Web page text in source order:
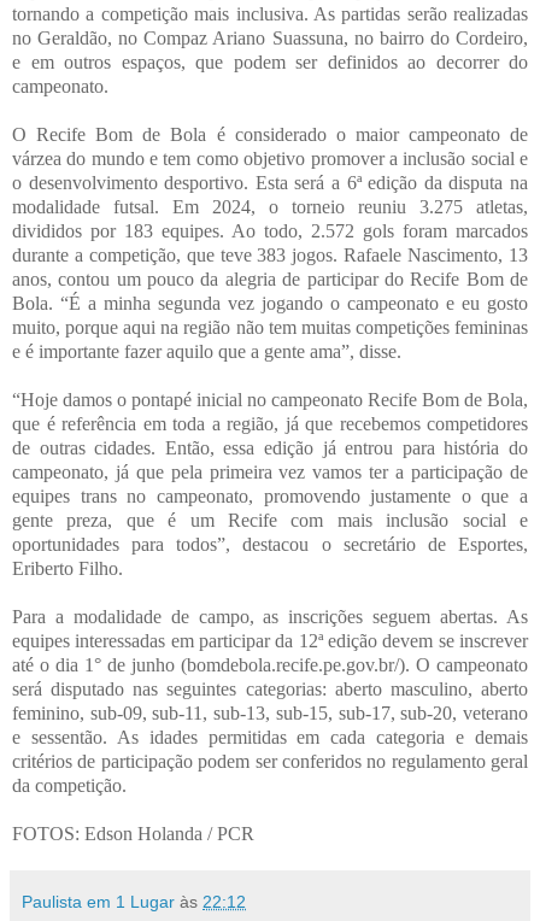
tornando a competição mais inclusiva. As partidas serão realizadas
no Geraldão, no Compaz Ariano Suassuna, no bairro do Cordeiro,
e em outros espaços, que podem ser definidos ao decorrer do
campeonato.
O Recife Bom de Bola é considerado o maior campeonato de
várzea do mundo e tem como objetivo promover a inclusão social e
o desenvolvimento desportivo. Esta será a 6ª edição da disputa na
modalidade futsal. Em 2024, o torneio reuniu 3.275 atletas,
divididos por 183 equipes. Ao todo, 2.572 gols foram marcados
durante a competição, que teve 383 jogos. Rafaele Nascimento, 13
anos, contou um pouco da alegria de participar do Recife Bom de
Bola. “É a minha segunda vez jogando o campeonato e eu gosto
muito, porque aqui na região não tem muitas competições femininas
e é importante fazer aquilo que a gente ama”, disse.
“Hoje damos o pontapé inicial no campeonato Recife Bom de Bola,
que é referência em toda a região, já que recebemos competidores
de outras cidades. Então, essa edição já entrou para história do
campeonato, já que pela primeira vez vamos ter a participação de
equipes trans no campeonato, promovendo justamente o que a
gente preza, que é um Recife com mais inclusão social e
oportunidades para todos”, destacou o secretário de Esportes,
Eriberto Filho.
Para a modalidade de campo, as inscrições seguem abertas. As
equipes interessadas em participar da 12ª edição devem se inscrever
até o dia 1° de junho (bomdebola.recife.pe.gov.br/). O campeonato
será disputado nas seguintes categorias: aberto masculino, aberto
feminino, sub-09, sub-11, sub-13, sub-15, sub-17, sub-20, veterano
e sessentão. As idades permitidas em cada categoria e demais
critérios de participação podem ser conferidos no regulamento geral
da competição.
FOTOS: Edson Holanda / PCR
Paulista em 1 Lugar às 22:12